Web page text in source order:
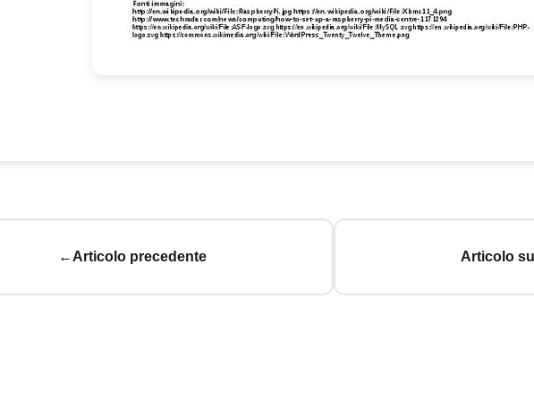
← Articolo precedente Articolo